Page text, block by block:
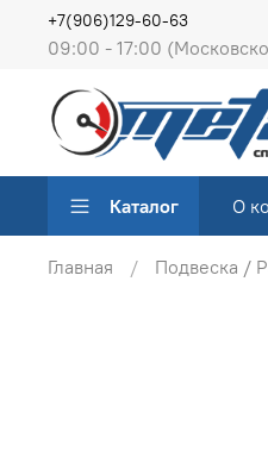
09:00 - 17:00
+7(906)129-60-63
Каталог О
Главная Подвеска /